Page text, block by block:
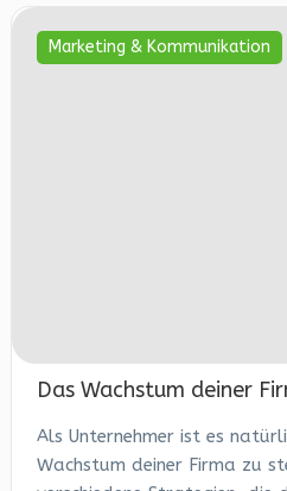
Marketing & Kommunikation
Das Wachstum deiner
Als Unternehmer ist es
Wachstum deiner Firma zu